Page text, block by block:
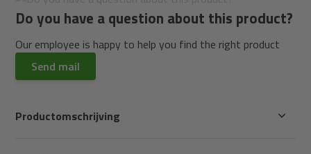
Do you have a question about this product?
Our employee is happy to help you find the right product
Send mail
Productomschrijving